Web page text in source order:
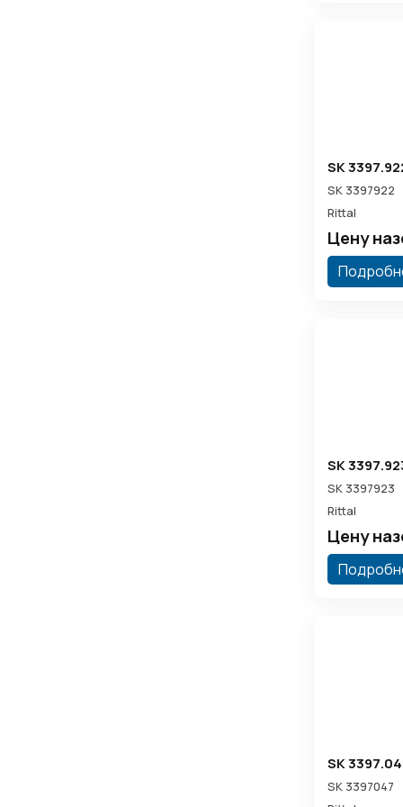
SK
SK 3397922
Rittal
Цену
SK
SK 3397923
Rittal
Цену
SK
SK 3397047